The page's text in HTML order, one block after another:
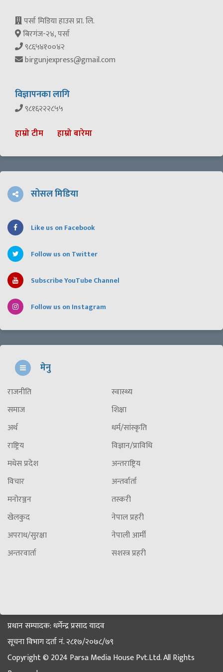
पर्सा मिडिया हाउस प्रा. लि.
बिरगंज-२४, पर्सा
९८६५४१००४२
birgunjexpress@gmail.com
विज्ञापनका लागि
९८१६२२२८५५
हाम्रो टीम हाम्रो बारेमा
सोसल मिडिया
Like us on Facebook
Follow us on Twitter
Subscribe YouTube Channel
Follow us on Instagram
मेनु
राजनीति
समाज
अर्थ
राष्ट्रिय
मधेस प्रदेश
विचार
मनोरञ्जन
खेलकुद
अपराध/सुरक्षा
अन्तरवार्ता
स्वास्थ्य
शिक्षा
धर्म/सांस्कृति
विज्ञान/प्राविधि
अन्तराष्ट्रिय
अन्तर्वार्ता
तस्करी
नेपाल प्रहरी
नेपाली आर्मी
सशस्त्र प्रहरी
प्रधान सम्पादक: धर्मेन्द्र प्रसाद यादव
सूचना विभाग दर्ता नं. २८१७/२०७८/७९
Copyright © 2024 Parsa Media House Pvt.Ltd. All Rights